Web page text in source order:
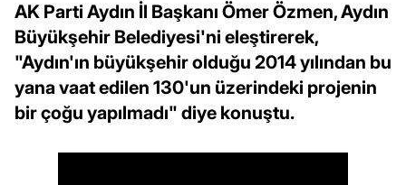
AK Parti Aydın İl Başkanı Ömer Özmen, Aydın
Büyükşehir Belediyesi'ni eleştirerek,
"Aydın'ın büyükşehir olduğu 2014 yılından bu
yana vaat edilen 130'un üzerindeki projenin
bir çoğu yapılmadı" diye konuştu.